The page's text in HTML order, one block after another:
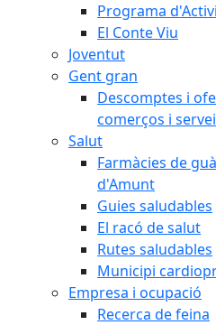
Programa
El Conte Viu
Joventut
Gent gran
Descomptes i
comerços i
Salut
Farmàcies de
d'Amunt
Guies saludables
El racó de salut
Rutes saludables
Municipi
Empresa i ocupació
Recerca de feina